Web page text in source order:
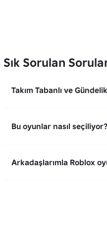
Sık Sorulan
Takım Tabanlı ve
Bu oyunlar nasıl seçiliyor?
Arkadaşlarımla Roblox